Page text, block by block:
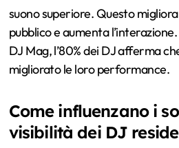
suono superiore. Questo migliora
pubblico e aumenta
DJ Mag, l’80% dei DJ afferma
migliorato le loro performance.
Come influenzano i
visibilità dei DJ